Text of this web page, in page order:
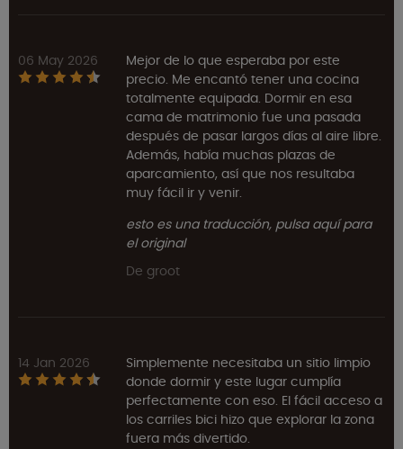
06 May 2026
Mejor de lo que esperaba por este
precio. Me encantó tener una cocina
totalmente equipada. Dormir en esa
cama de matrimonio fue una pasada
después de pasar largos días al aire libre.
Además, había muchas plazas de
aparcamiento, así que nos resultaba
muy fácil ir y venir.
esto es una traducción, pulsa aquí para
el original
De groot
14 Jan 2026
Simplemente necesitaba un sitio limpio
donde dormir y este lugar cumplía
perfectamente con eso. El fácil acceso a
los carriles bici hizo que explorar la zona
fuera más divertido.